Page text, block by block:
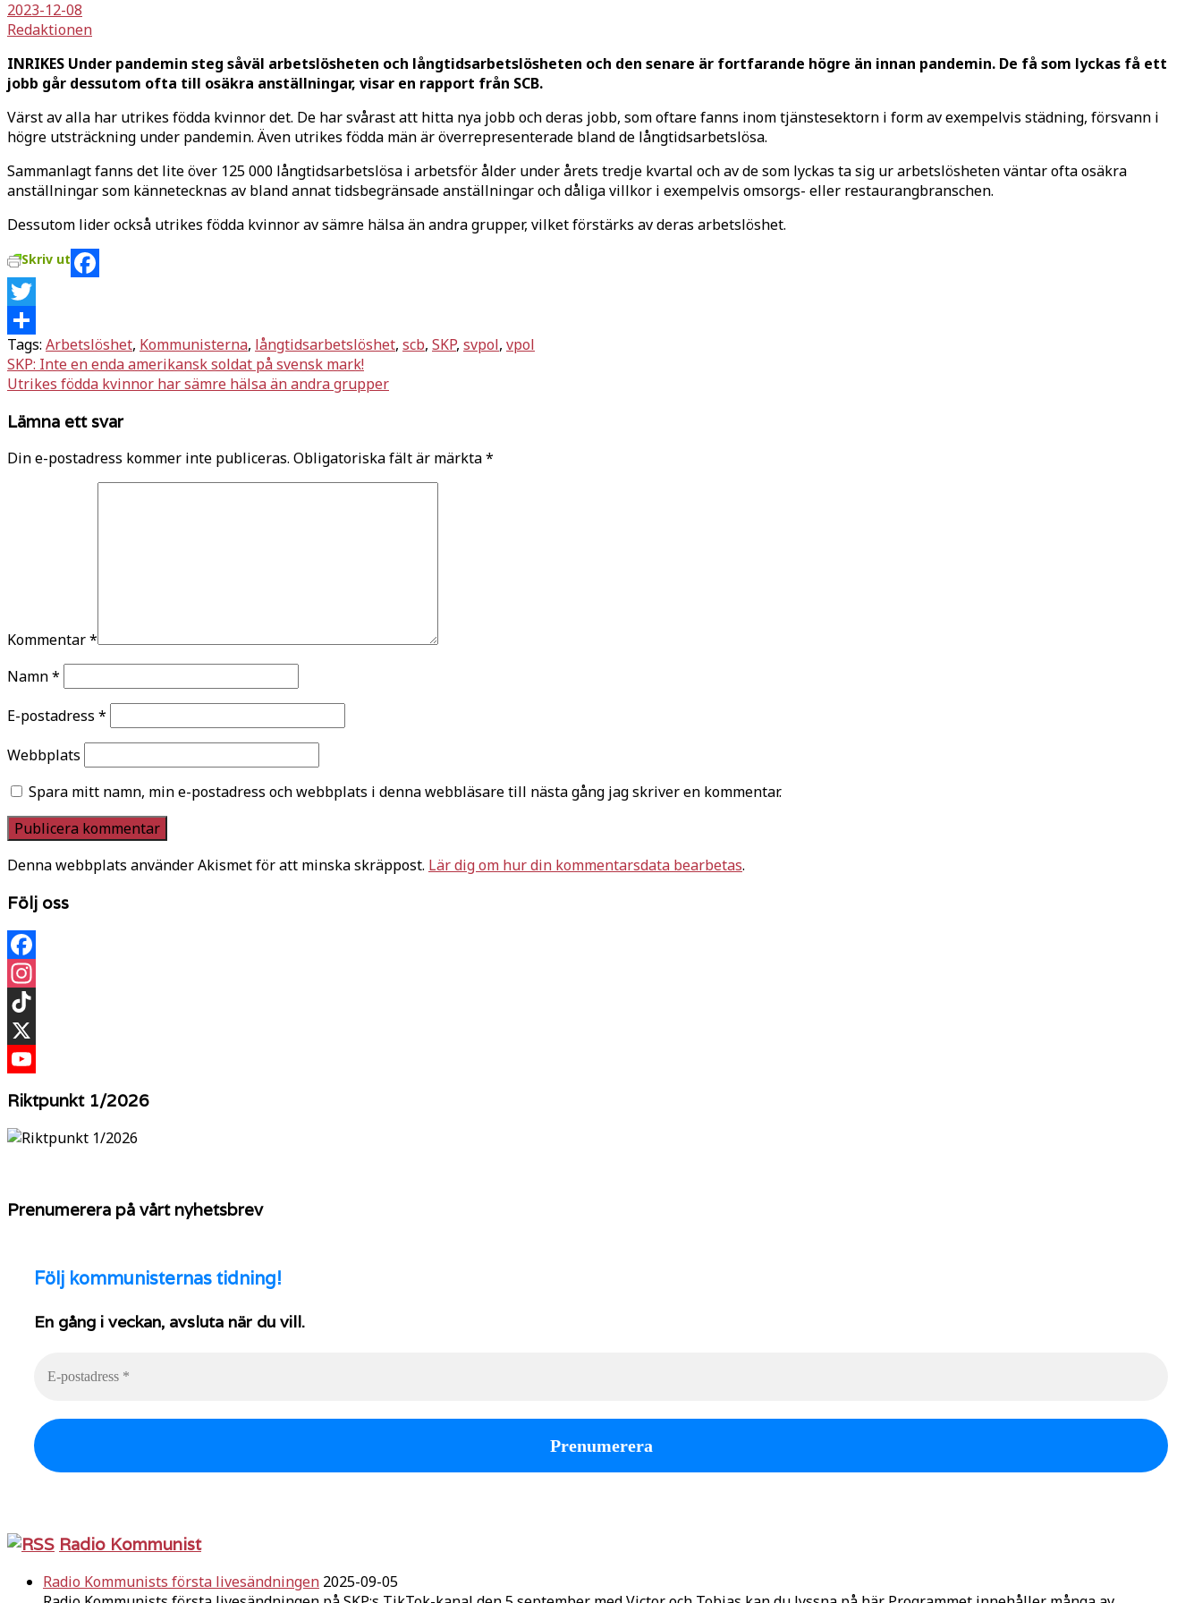
2023-12-08
Redaktionen
INRIKES Under pandemin steg såväl arbetslösheten och långtidsarbetslösheten och den senare är fortfarande högre än innan pandemin. De få som lyckas få ett
jobb går dessutom ofta till osäkra anställningar, visar en rapport från SCB.
Värst av alla har utrikes födda kvinnor det. De har svårast att hitta nya jobb och deras jobb, som oftare fanns inom tjänstesektorn i form av exempelvis städning, försvann i
högre utsträckning under pandemin. Även utrikes födda män är överrepresenterade bland de långtidsarbetslösa.
Sammanlagt fanns det lite över 125 000 långtidsarbetslösa i arbetsför ålder under årets tredje kvartal och av de som lyckas ta sig ur arbetslösheten väntar ofta osäkra
anställningar som kännetecknas av bland annat tidsbegränsade anställningar och dåliga villkor i exempelvis omsorgs- eller restaurangbranschen.
Dessutom lider också utrikes födda kvinnor av sämre hälsa än andra grupper, vilket förstärks av deras arbetslöshet.
Skriv ut
Facebook
Twitter
Dela
Tags: Arbetslöshet, Kommunisterna, långtidsarbetslöshet, scb, SKP, svpol, vpol
Inläggsnavigering
SKP: Inte en enda amerikansk soldat på svensk mark!
Utrikes födda kvinnor har sämre hälsa än andra grupper
Lämna ett svar
Din e-postadress kommer inte publiceras. Obligatoriska fält är märkta*
Kommentar*
Namn*
E-postadress *
Webbplats
Spara mitt namn, min e-postadress och webbplats i denna webbläsare till nästa gång jag skriver en kommentar.
Denna webbplats använder Akismet för att minska skräppost. Lär dig om hur din kommentarsdata bearbetas.
Följ oss
Facebook
Instagram
TikTok
X
Riktpunkt 1/2026
Prenumerera på vårt nyhetsbrev
Följ kommunisternas tidning!
En gång i veckan, avsluta när du vill.
Radio Kommunist
Radio Kommunists första livesändningen 2025-09-05